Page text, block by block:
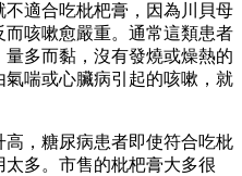
適合吃枇杷膏，因為川貝母
而咳嗽愈嚴重。通常這類患者
多而黏，沒有發燒或燥熱的
喘或心臟病引起的咳嗽，就
，糖尿病患者即使符合吃枇
多。市售的枇杷膏大多很